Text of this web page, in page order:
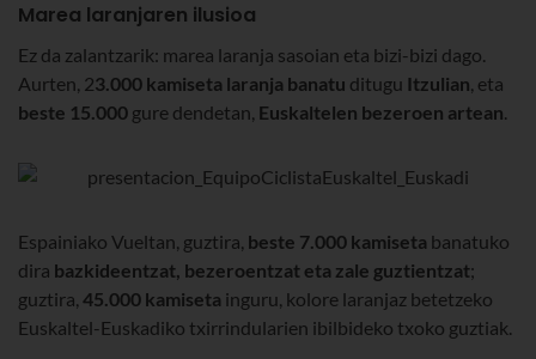
Marea laranjaren ilusioa
Ez da zalantzarik: marea laranja sasoian eta bizi-bizi dago.
Aurten, 23.000 kamiseta laranja banatu ditugu Itzulian, eta
beste 15.000 gure dendetan, Euskaltelen bezeroen artean.
Espainiako Vueltan, guztira, beste 7.000 kamiseta banatuko
dira bazkideentzat, bezeroentzat eta zale guztientzat;
guztira, 45.000 kamiseta inguru, kolore laranjaz betetzeko
Euskaltel-Euskadiko txirrindularien ibilbideko txoko guztiak.